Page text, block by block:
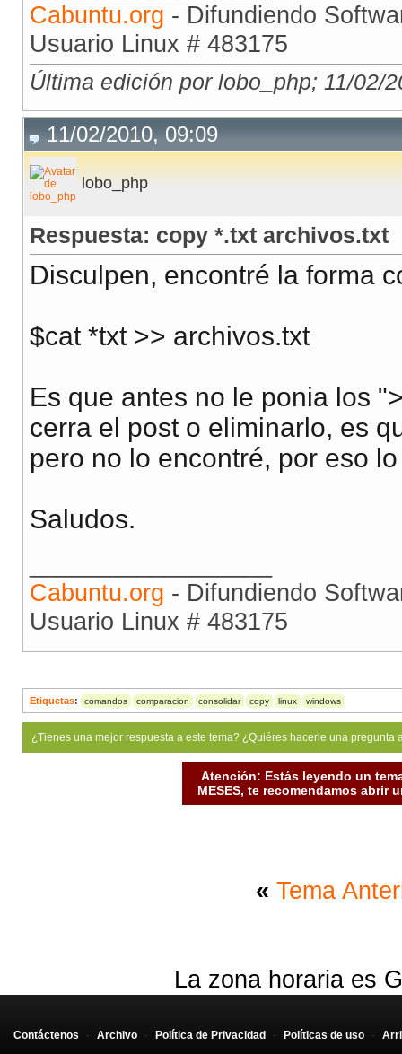
Cabuntu.org - Difundiendo
Usuario Linux # 483175
Última edición por lobo_php; 11/02/
11/02/2010, 09:09
lobo_php
Respuesta: copy *.txt archivos.txt
Disculpen, encontré la forma
$cat *txt >> archivos.txt
Es que antes no le ponia los
cerra el post o eliminarlo, es
pero no lo encontré, por eso
Saludos.
Cabuntu.org - Difundiendo
Usuario Linux # 483175
Etiquetas: comandos comparacion consolidar copy linux windows
¿Tienes una mejor respuesta a este tema? ¿Quiéres hacerle una
Atención: Estás leyendo un
MESES, te recomendamos abrir
« Tema
La zona horaria es
Contáctenos - Archivo - Política de Privacidad - Políticas de uso -